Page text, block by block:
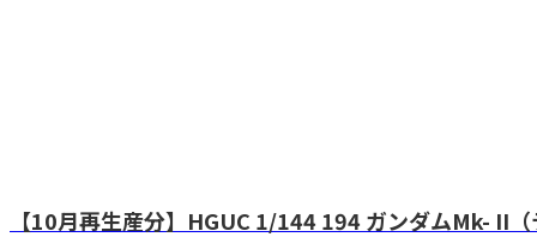
【10月再生産分】HGUC 1/144 194 ガンダムMk- II